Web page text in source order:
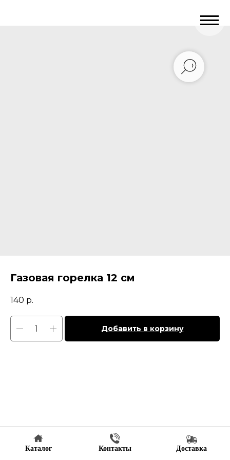
Газовая горелка 12 см
140 р.
Добавить в корзину
Каталог Контакты Доставка